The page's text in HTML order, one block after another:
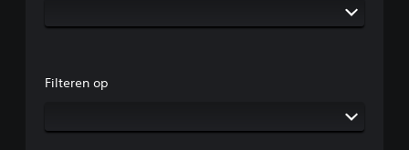
Filteren op